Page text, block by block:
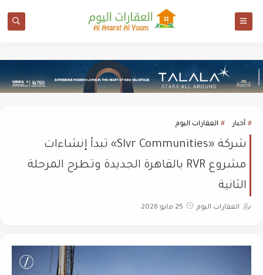
أخبار العقارات اليوم
شركة «Slvr Communities» تبدأ إنشاءات
مشروع RVR بالقاهرة الجديدة وتطرح المرحلة
الثانية
العقارات اليوم 25 مايو 2026